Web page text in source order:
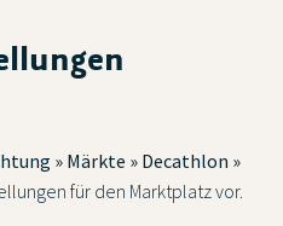
» Märkte » Decathlon »
für den Marktplatz vor.